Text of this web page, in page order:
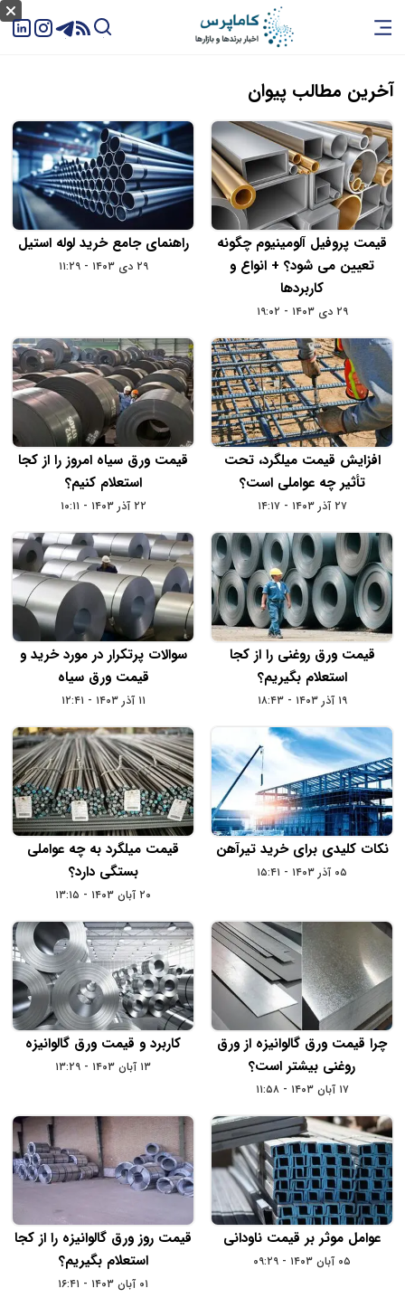
آخرین مطالب پیوان
قیمت پروفیل آلومینیوم چگونه
تعیین می ‌شود؟ + انواع و
کاربردها
۲۹ دی ۱۴۰۳ - ۱۹:۰۲
راهنمای جامع خرید لوله استیل
۲۹ دی ۱۴۰۳ - ۱۱:۲۹
افزایش قیمت میلگرد، تحت‌
تأثیر چه عواملی است؟
۲۷ آذر ۱۴۰۳ - ۱۴:۱۷
قیمت ورق سیاه امروز را از کجا
استعلام کنیم؟
۲۲ آذر ۱۴۰۳ - ۱۰:۱۱
قیمت ورق روغنی را از کجا
استعلام بگیریم؟
۱۹ آذر ۱۴۰۳ - ۱۸:۴۳
سوالات پرتکرار در مورد خرید و
قیمت ورق سیاه
۱۱ آذر ۱۴۰۳ - ۱۲:۴۱
نکات کلیدی برای خرید تیرآهن
۰۵ آذر ۱۴۰۳ - ۱۵:۴۱
قیمت میلگرد به چه عواملی
بستگی دارد؟
۲۰ آبان ۱۴۰۳ - ۱۳:۱۵
چرا قیمت ورق گالوانیزه از ورق
روغنی بیشتر است؟
۱۷ آبان ۱۴۰۳ - ۱۱:۵۸
کاربرد و قیمت ورق گالوانیزه
۱۳ آبان ۱۴۰۳ - ۱۳:۲۹
عوامل موثر بر قیمت ناودانی
۰۵ آبان ۱۴۰۳ - ۰۹:۲۹
قیمت روز ورق گالوانیزه را از کجا
استعلام بگیریم؟
۰۱ آبان ۱۴۰۳ - ۱۶:۴۱